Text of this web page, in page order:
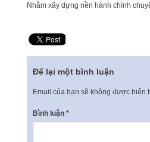
Nhằm xây dựng nền hành chính
Để lại một bình luận
Email của bạn sẽ không được hiển
Bình luận *